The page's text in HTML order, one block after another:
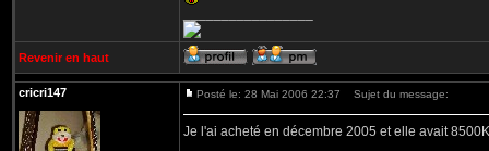
Revenir en haut
cricri147 Posté le: 28 Mai 2006 22:37 Sujet du message:
Je l'ai acheté en décembre 2005 et elle avait